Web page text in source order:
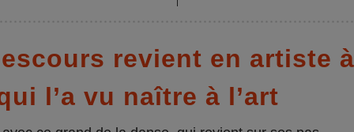
revient en artiste à
l’a vu naître à l’art